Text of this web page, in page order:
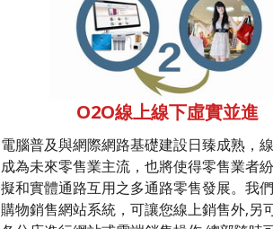
O2O線上線下虛實並進
電腦普及與網際網路基礎建設日臻成熟，
成為未來零售業主流，也將使得零售業者
擬和實體通路互用之多通路零售發展。我
購物銷售網站系統，可讓您線上銷售外,另